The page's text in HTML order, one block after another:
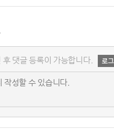
후 댓글 등록이 가능합니다.